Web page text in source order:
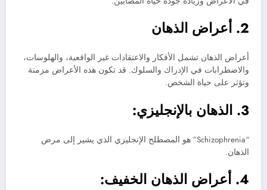
2. أعراض الذهان
أعراض الذهان تشمل الأفكار والاعتقادات غير الواقعية، والهلوسات،
والاضطرابات في الإدراك والسلوك. قد تكون هذه الأعراض مزمنة
وتؤثر على حياة الشخص.
3. الذهان بالإنجليزي:
“Schizophrenia” هو المصطلح الإنجليزي الذي يشير إلى مرض
الذهان.
4. أعراض الذهان الخفيف: